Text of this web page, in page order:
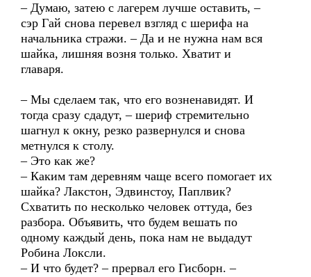
– Думаю, затею с лагерем лучше оставить, –
сэр Гай снова перевел взгляд с шерифа на
начальника стражи. – Да и не нужна нам вся
шайка, лишняя возня только. Хватит и
главаря.
– Мы сделаем так, что его возненавидят. И
тогда сразу сдадут, – шериф стремительно
шагнул к окну, резко развернулся и снова
метнулся к столу.
– Это как же?
– Каким там деревням чаще всего помогает их
шайка? Лакстон, Эдвинстоу, Паплвик?
Схватить по несколько человек оттуда, без
разбора. Объявить, что будем вешать по
одному каждый день, пока нам не выдадут
Робина Локсли.
– И что будет? – прервал его Гисборн. –